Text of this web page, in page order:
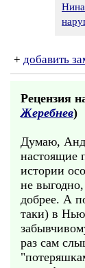
+ добавить
Рецензия
Жеребнев)
Думаю,
настоящие
истории
не
добрее. А
таки) в
раз сам